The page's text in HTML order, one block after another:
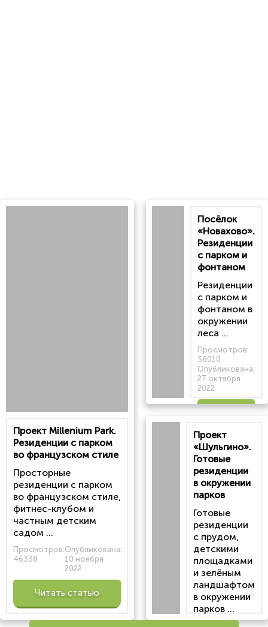
Проект Millenium Park.
Резиденции с парком
во французском стиле
Просторные
резиденции с парком
во французском стиле,
фитнес-клубом и
частным детским
садом ...
Просмотров:
46338
Опубликована:
10 ноября
2022
Читать статью
Посёлок
«Новахово».
Резиденции
с парком и
фонтаном
Резиденции
с парком и
фонтаном в
окружении
леса ...
Просмотров:
56010
Опубликована:
27 октября
2022
статью
Проект
«Шульгино».
Готовые
резиденции
в окружении
парков
Готовые
резиденции
с прудом,
детскими
площадками
и зелёным
ландшафтом
в окружении
парков ...